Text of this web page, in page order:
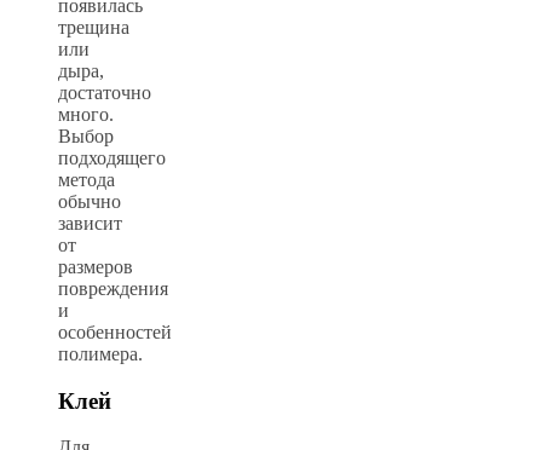
появилась
трещина
или
дыра,
достаточно
много.
Выбор
подходящего
метода
обычно
зависит
от
размеров
повреждения
и
особенностей
полимера.
Клей